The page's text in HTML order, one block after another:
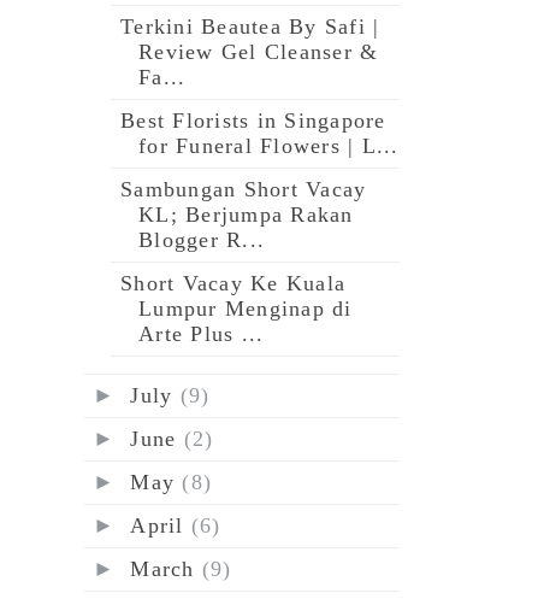
Terkini Beautea By Safi |
Review Gel Cleanser &
Fa...
Best Florists in Singapore
for Funeral Flowers | L...
Sambungan Short Vacay
KL; Berjumpa Rakan
Blogger R...
Short Vacay Ke Kuala
Lumpur Menginap di
Arte Plus ...
►July (9)
►June (2)
►May (8)
► April (6)
►March (9)